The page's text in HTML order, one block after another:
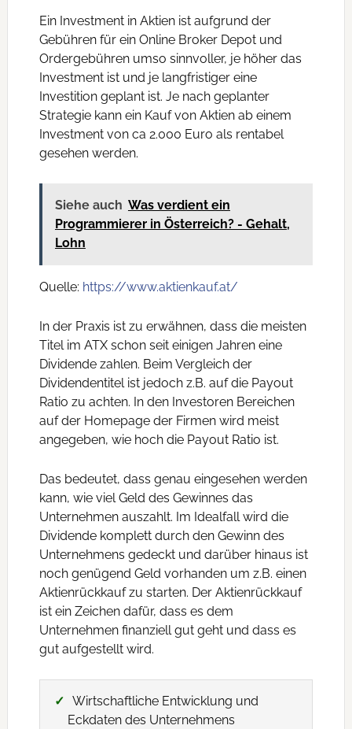
Ein Investment in Aktien ist aufgrund der
Gebühren für ein Online Broker Depot und
Ordergebühren umso sinnvoller, je höher das
Investment ist und je langfristiger eine
Investition geplant ist. Je nach geplanter
Strategie kann ein Kauf von Aktien ab einem
Investment von ca 2.000 Euro als rentabel
gesehen werden.
Siehe auch Was verdient ein
Programmierer in Österreich? - Gehalt,
Lohn
Quelle: https://www.aktienkauf.at/
In der Praxis ist zu erwähnen, dass die meisten
Titel im ATX schon seit einigen Jahren eine
Dividende zahlen. Beim Vergleich der
Dividendentitel ist jedoch z.B. auf die Payout
Ratio zu achten. In den Investoren Bereichen
auf der Homepage der Firmen wird meist
angegeben, wie hoch die Payout Ratio ist.
Das bedeutet, dass genau eingesehen werden
kann, wie viel Geld des Gewinnes das
Unternehmen auszahlt. Im Idealfall wird die
Dividende komplett durch den Gewinn des
Unternehmens gedeckt und darüber hinaus ist
noch genügend Geld vorhanden um z.B. einen
Aktienrückkauf zu starten. Der Aktienrückkauf
ist ein Zeichen dafür, dass es dem
Unternehmen finanziell gut geht und dass es
gut aufgestellt wird.
Wirtschaftliche Entwicklung und
Eckdaten des Unternehmens